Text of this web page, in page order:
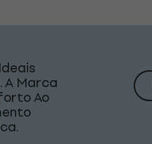
A Marca
Ao